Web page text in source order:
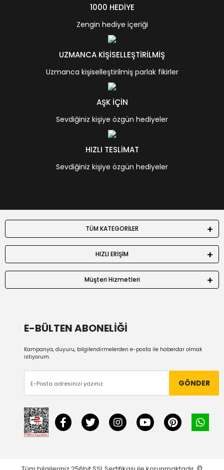
1000 HEDİYE
Zengin hediye içeriği
UZMANCA KİŞİSELLEŞTİRİLMİŞ
Uzmanca kişiselleştirilmiş parlak fikirler
AŞK İÇİN
Sevdiğiniz kişiye özgün hediyeler
HIZLI TESLİMAT
Sevdiğiniz kişiye özgün hediyeler
TÜM KATEGORİLER
HIZLI ERİŞİM
Müşteri Hizmetleri
E-BÜLTEN ABONELİĞİ
Kampanya, duyuru, bilgilendirmelerden e-posta ile haberdar olmak
istiyorum.
GÖNDER